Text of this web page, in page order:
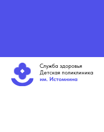
Служба здоровья
Детская поликлиника
им. Истомнина